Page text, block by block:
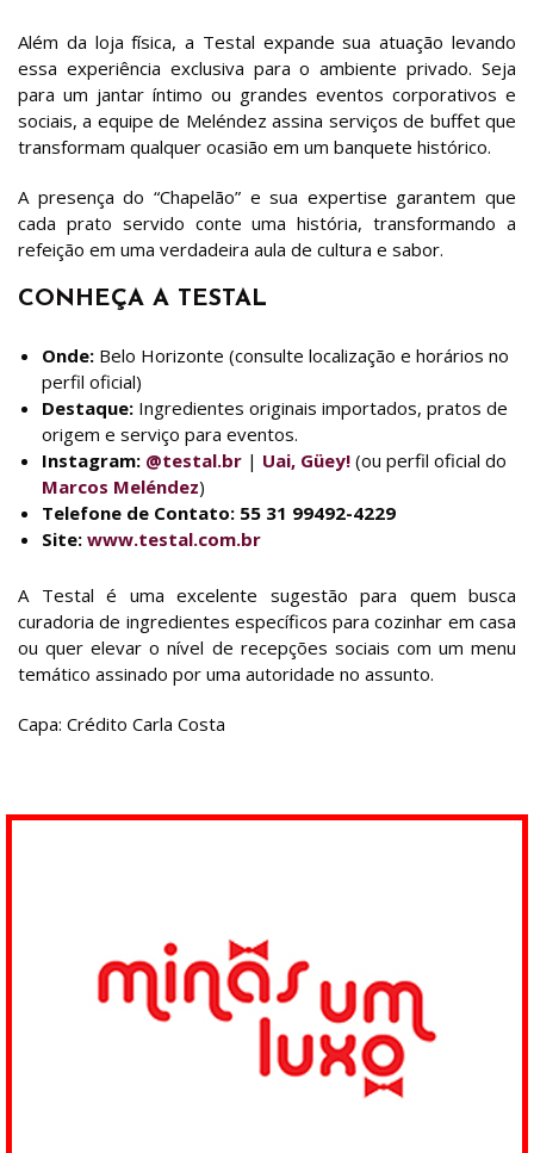
Além da loja física, a Testal expande sua atuação levando
essa experiência exclusiva para o ambiente privado. Seja
para um jantar íntimo ou grandes eventos corporativos e
sociais, a equipe de Meléndez assina serviços de buffet que
transformam qualquer ocasião em um banquete histórico.
A presença do “Chapelão” e sua expertise garantem que
cada prato servido conte uma história, transformando a
refeição em uma verdadeira aula de cultura e sabor.
CONHEÇA A TESTAL
Onde: Belo Horizonte (consulte localização e horários no
perfil oficial)
Destaque: Ingredientes originais importados, pratos de
origem e serviço para eventos.
Instagram: @testal.br | Uai, Güey! (ou perfil oficial do
Marcos Meléndez)
Telefone de Contato: 55 31 99492-4229
Site: www.testal.com.br
A Testal é uma excelente sugestão para quem busca
curadoria de ingredientes específicos para cozinhar em casa
ou quer elevar o nível de recepções sociais com um menu
temático assinado por uma autoridade no assunto.
Capa: Crédito Carla Costa